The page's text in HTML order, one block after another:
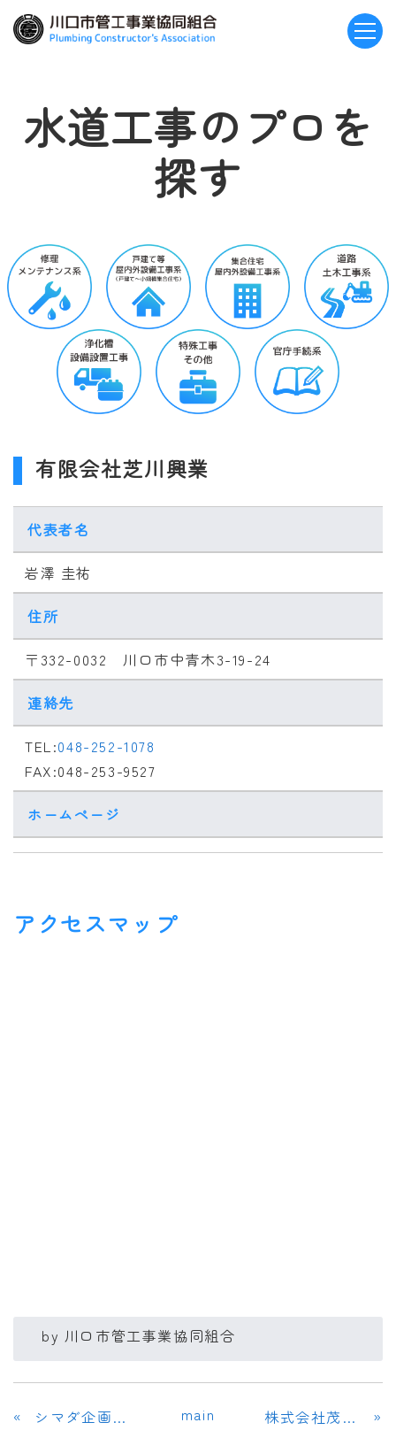
水道工事のプロを
探す
有限会社芝川興業
代表者名
岩澤 圭祐
住所
〒332-0032 川口市中青木3-19-24
連絡先
TEL:048-252-1078
FAX:048-253-9527
ホームページ
アクセスマップ
by 川口市管工事業協同組合
« シマダ企画建設 main 株式会社茂田工業所 川口支店 »